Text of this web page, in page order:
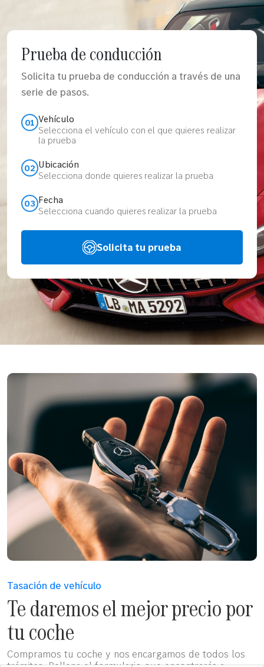
Prueba de conducción
Solicita tu prueba de conducción a través de una
serie de pasos.
01 Vehículo
Selecciona el vehículo con el que quieres realizar
la prueba
02 Ubicación
Selecciona donde quieres realizar la prueba
03 Fecha
Selecciona cuando quieres realizar la prueba
Solicita tu prueba
Tasación de vehículo
Te daremos el mejor precio por
tu coche
Compramos tu coche y nos encargamos de todos los